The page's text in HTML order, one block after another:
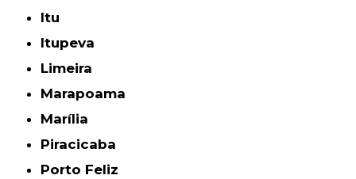
Itu
Itupeva
Limeira
Marapoama
Marília
Piracicaba
Porto Feliz